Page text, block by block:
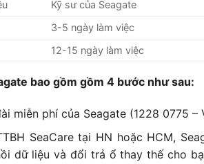
Kỹ sư của Seagate
3-5 ngày làm việc
12-15 ngày làm việc
bao gồm gồm 4 bước như sau:
miễn phí của Seagate (1228 0775
SeaCare tại HN hoặc HCM,
dữ liệu và đổi trả ổ thay thế cho